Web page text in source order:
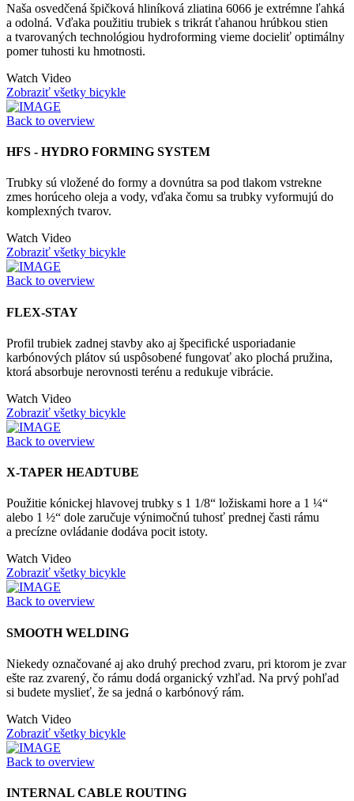
Naša osvedčená špičková hliníková zliatina 6066 je extrémne ľahká
a odolná. Vďaka použitiu trubiek s trikrát ťahanou hrúbkou stien
a tvarovaných technológiou hydroforming vieme docieliť optimálny
pomer tuhosti ku hmotnosti.
Watch Video
Zobraziť všetky bicykle
Back to overview
HFS - HYDRO FORMING SYSTEM
Trubky sú vložené do formy a dovnútra sa pod tlakom vstrekne
zmes horúceho oleja a vody, vďaka čomu sa trubky vyformujú do
komplexných tvarov.
Watch Video
Zobraziť všetky bicykle
Back to overview
FLEX-STAY
Profil trubiek zadnej stavby ako aj špecifické usporiadanie
karbónových plátov sú uspôsobené fungovať ako plochá pružina,
ktorá absorbuje nerovnosti terénu a redukuje vibrácie.
Watch Video
Zobraziť všetky bicykle
Back to overview
X-TAPER HEADTUBE
Použitie kónickej hlavovej trubky s 1 1/8“ ložiskami hore a 1 ¼“
alebo 1 ½“ dole zaručuje výnimočnú tuhosť prednej časti rámu
a precízne ovládanie dodáva pocit istoty.
Watch Video
Zobraziť všetky bicykle
Back to overview
SMOOTH WELDING
Niekedy označované aj ako druhý prechod zvaru, pri ktorom je zvar
ešte raz zvarený, čo rámu dodá organický vzhľad. Na prvý pohľad
si budete myslieť, že sa jedná o karbónový rám.
Watch Video
Zobraziť všetky bicykle
Back to overview
INTERNAL CABLE ROUTING